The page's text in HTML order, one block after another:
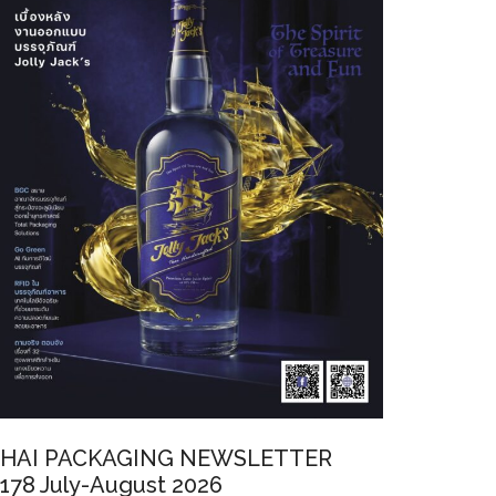
PACKAGING NEWSLETTER
July-August 2026